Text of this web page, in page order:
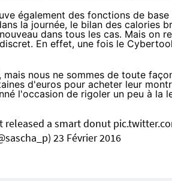
également des fonctions de
la journée, le bilan des calories
dans tous les cas. Mais on
En effet, une fois le
nous ne sommes de toute
d'euros pour acheter leur
l'occasion de rigoler un peu à la
released a smart donut
23 Février 2016